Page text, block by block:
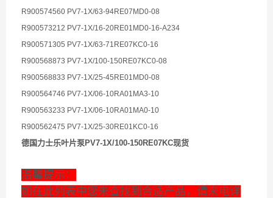
R900574560 PV7-1X/63-94RE07MD0-08
R900573212 PV7-1X/16-20RE01MD0-16-A234
R900571305 PV7-1X/63-71RE07KC0-16
R900568873 PV7-1X/100-150RE07KC0-08
R900568833 PV7-1X/25-45RE01MD0-08
R900564746 PV7-1X/06-10RA01MA3-10
R900563233 PV7-1X/06-10RA01MA0-10
R900562475 PV7-1X/25-30RE01KC0-16
德国力士乐叶片泵PV7-1X/100-150RE07KC现货
温馨提示：
如在此列表中您未查找到合适产品，请来电详